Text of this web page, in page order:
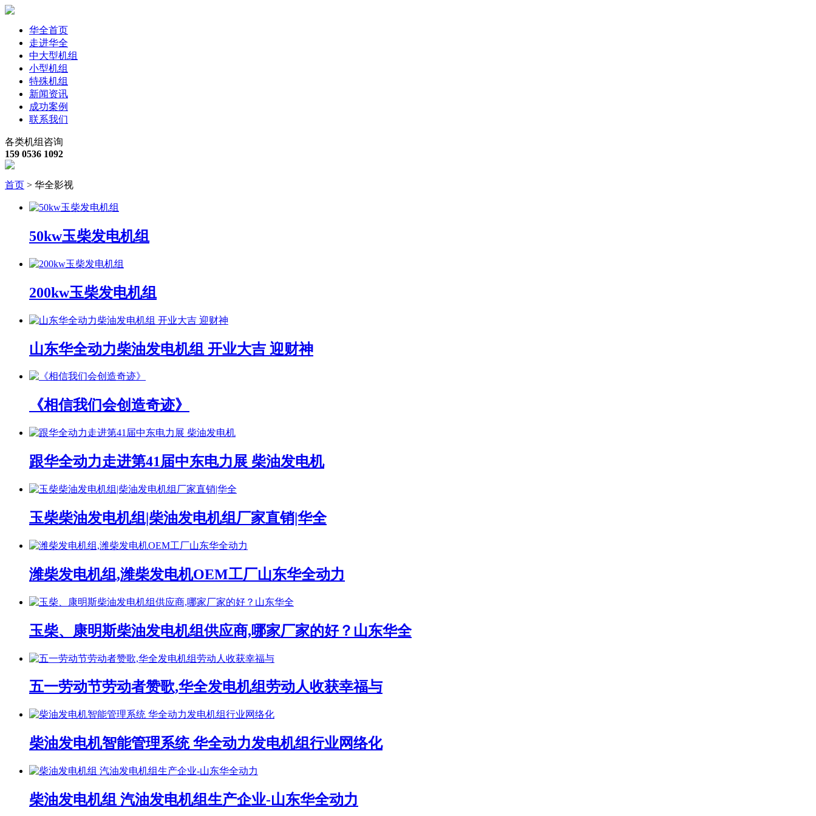
华全首页
走进华全
中大型机组
小型机组
特殊机组
新闻资讯
成功案例
联系我们
各类机组咨询
159 0536 1092
首页 > 华全影视
50kw玉柴发电机组
200kw玉柴发电机组
山东华全动力柴油发电机组 开业大吉 迎财神
《相信我们会创造奇迹》
跟华全动力走进第41届中东电力展 柴油发电机
玉柴柴油发电机组|柴油发电机组厂家直销|华全
潍柴发电机组,潍柴发电机OEM工厂山东华全动力
玉柴、康明斯柴油发电机组供应商,哪家厂家的好？山东华全
五一劳动节劳动者赞歌,华全发电机组劳动人收获幸福与
柴油发电机智能管理系统 华全动力发电机组行业网络化
柴油发电机组 汽油发电机组生产企业-山东华全动力